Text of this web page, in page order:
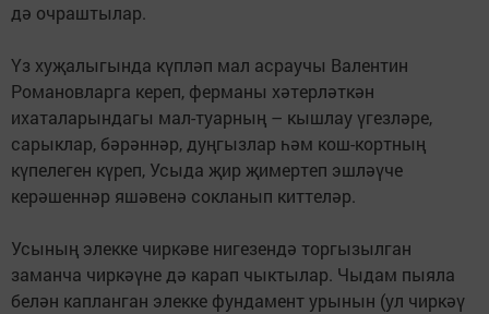
дә очраштылар.
Үз хуҗалыгында күпләп мал асраучы Валентин
Романовларга кереп, ферманы хәтерләткән
ихаталарындагы мал-туарның – кышлау үгезләре,
сарыклар, бәрәннәр, дуңгызлар һәм кош-кортның
күпелеген күреп, Усыда җир җимертеп эшләүче
керәшеннәр яшәвенә сокланып киттеләр.
Усының элекке чиркәве нигезендә торгызылган
заманча чиркәүне дә карап чыктылар. Чыдам пыяла
белән капланган элекке фундамент урынын (ул чиркәү